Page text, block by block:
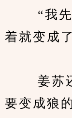
“我先
着就变成
姜苏还
要变成狼